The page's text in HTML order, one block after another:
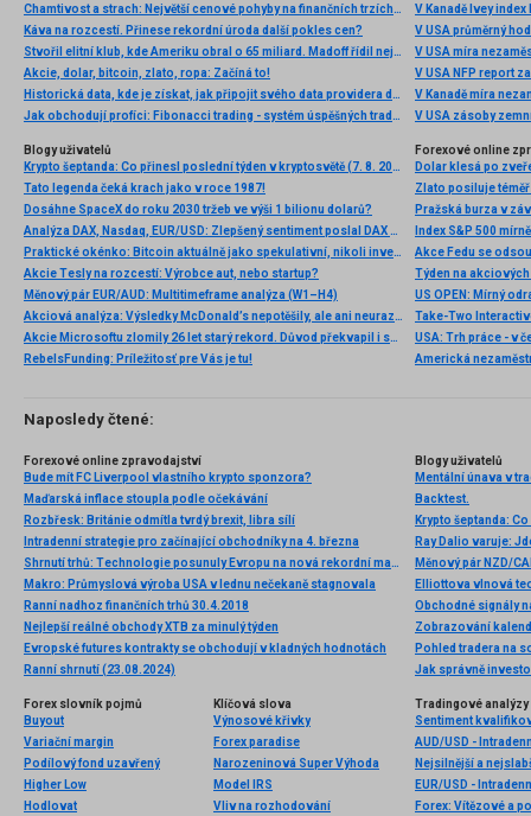
Chamtivost a strach: Největší cenové pohyby na finančních trzích (červenec 2026)
Káva na rozcestí. Přinese rekordní úroda další pokles cen?
Stvořil elitní klub, kde Ameriku obral o 65 miliard. Madoff řídil největší Ponzi dějin
Akcie, dolar, bitcoin, zlato, ropa: Začíná to!
Historická data, kde je získat, jak připojit svého data providera do MultiCharts a proč je budeme potřebovat? (4. díl)
Jak obchodují profíci: Fibonacci trading - systém úspěšných traderů
V Kanadě Ivey index
V USA průměrný
V USA míra
V USA NFP report
V Kanadě míra
V USA zásoby
Blogy uživatelů
Krypto šeptanda: Co přinesl poslední týden v kryptosvětě (7. 8. 2026)
Tato legenda čeká krach jako v roce 1987!
Dosáhne SpaceX do roku 2030 tržeb ve výši 1 bilionu dolarů?
Analýza DAX, Nasdaq, EUR/USD: Zlepšený sentiment poslal DAX na nová maxima
Praktické okénko: Bitcoin aktuálně jako spekulativní, nikoli investiční aktivum
Akcie Tesly na rozcestí: Výrobce aut, nebo startup?
Měnový pár EUR/AUD: Multitimeframe analýza (W1–H4)
Akciová analýza: Výsledky McDonald’s nepotěšily, ale ani neurazily. Jakou vizi společnost prezentovala?
Akcie Microsoftu zlomily 26 let starý rekord. Důvod překvapil i samotné investory
RebelsFunding: Príležitosť pre Vás je tu!
Forexové online
Dolar klesá po
Zlato posiluje téměř
Pražská burza v
Index S&P 500
US OPEN: Mírný
Americká
Naposledy čtené:
Forexové online zpravodajství
Bude mít FC Liverpool vlastního krypto sponzora?
Maďarská inflace stoupla podle očekávání
Rozbřesk: Británie odmítla tvrdý brexit, libra sílí
Intradenní strategie pro začínající obchodníky na 4. března
Shrnutí trhů: Technologie posunuly Evropu na nová rekordní maxima! Kovy pokračují v růstu navzdory stagnujícímu dolaru (07.08.2026)
Makro: Průmyslová výroba USA v lednu nečekaně stagnovala
Ranní nadhoz finančních trhů 30.4.2018
Nejlepší reálné obchody XTB za minulý týden
Evropské futures kontrakty se obchodují v kladných hodnotách
Ranní shrnutí (23.08.2024)
Blogy uživatelů
Mentální únava v
Backtest.
Ray Dalio varuje:
Měnový pár NZD/
Zobrazování
Pohled tradera na
Jak správně
Forex slovník pojmů
Buyout
Variační margin
Podílový fond uzavřený
Higher Low
Hodlovat
Klíčová slova
Výnosové křivky
Forex paradise
Narozeninová Super Výhoda
Model IRS
Vliv na rozhodování
Tradingové analýzy
Sentiment
AUD/USD -
Nejsilnější a
EUR/USD -
Forex: Vítězové a